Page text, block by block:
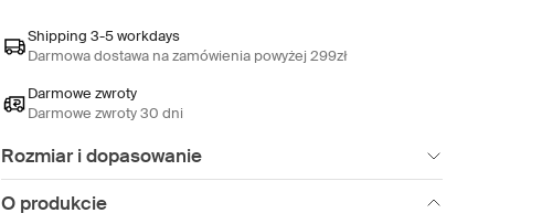
Shipping 3-5 workdays
Darmowa dostawa na zamówienia powyżej 299zł
Darmowe zwroty
Darmowe zwroty 30 dni
Rozmiar i dopasowanie
O produkcie